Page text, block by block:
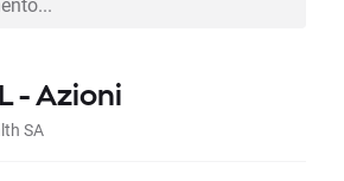
- Azioni
SA